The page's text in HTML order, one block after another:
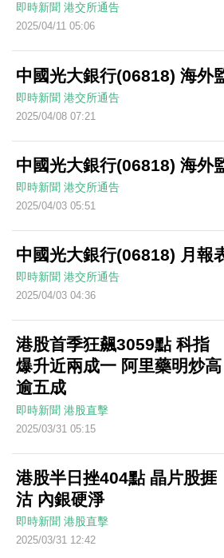
即時新聞 港交所通告
2025/04/11 05:06
中國光大銀行(06818) 海外
即時新聞 港交所通告
2025/04/08 07:21
中國光大銀行(06818) 海外
即時新聞 港交所通告
2025/04/03 05:51
中國光大銀行(06818) 月報
即時新聞 港交所通告
2025/04/03 04:36
港股首季狂飆3059點 科指
爆升近兩成一 阿里藥明炒高
逾五成
即時新聞 港股直擊
2025/03/31 05:15
港股半日挫404點 晶片股捱
沽 內銀硬淨
即時新聞 港股直擊
2025/03/31 12:42